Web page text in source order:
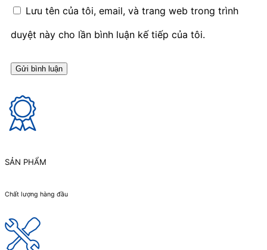
Lưu tên của tôi, email, và trang web trong trình
duyệt này cho lần bình luận kế tiếp của tôi.
SẢN PHẨM
Chất lượng hàng đầu